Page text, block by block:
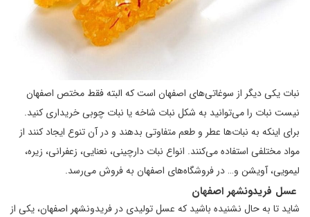
نبات یکی دیگر از سوغاتی‌های اصفهان است که البته فقط مختص اصفهان
نیست نبات را می‌توانید به شکل نبات شاخه یا نبات چوبی خریداری کنید.
برای اینکه به نبات‌ها عطر و طعم متفاوتی بدهند و در آن تنوع ایجاد کنند از
مواد مختلفی استفاده می‌کنند. انواع نبات دارچینی، نعنایی، زعفرانی، زیره،
لیمویی، آویشن و… در فروشگاه‌های اصفهان به فروش می‌رسد.
عسل فریدونشهر اصفهان
شاید تا به حال نشنیده باشید که عسل تولیدی در فریدونشهر اصفهان، یکی از